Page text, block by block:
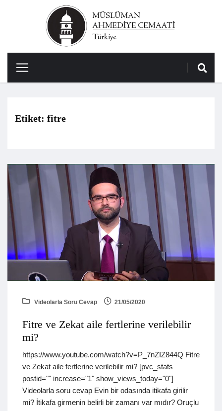
Etiket: fitre
Videolarla Soru Cevap 21/05/2020
Fitre ve Zekat aile fertlerine verilebilir
mi?
https://www.youtube.com/watch?v=P_7nZIZ844Q Fitre
ve Zekat aile fertlerine verilebilir mi? [pvc_stats
postid="" increase="1" show_views_today="0"]
Videolarla soru cevap Evin bir odasında itikafa girilir
mi? İtikafa girmenin belirli bir zamanı var mıdır? Oruçlu